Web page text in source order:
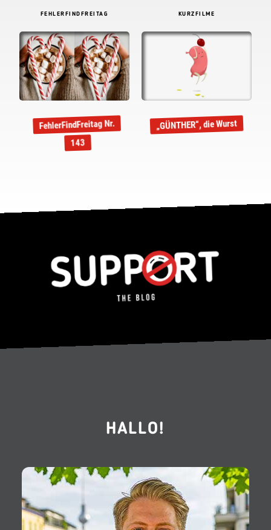
FEHLERFINDFREITAG
FehlerFindFreitag Nr.
143
KURZFILME
„GÜNTHER“, die Wurst
HALLO!